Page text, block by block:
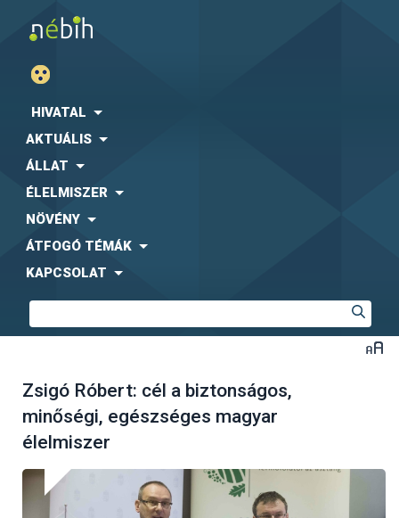
HIVATAL
AKTUÁLIS
ÁLLAT
ÉLELMISZER
NÖVÉNY
ÁTFOGÓ TÉMÁK
KAPCSOLAT
Zsigó Róbert: cél a biztonságos,
minőségi, egészséges magyar
élelmiszer